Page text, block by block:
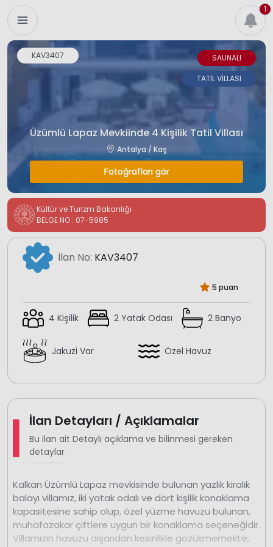
1
Üzümlü Lapaz Mevkiinde 4 Kişilik Tatil Villası
Antalya / Kaş
Fotoğrafları gör
KAV3407
SAUNALI
TATİL VİLLASI
Kültür ve Turizm Bakanlığı
BELGE NO : 07-5985
İlan No: KAV3407
5 puan
4 Kişilik 2 Yatak Odası 2 Banyo
Jakuzi Var Özel Havuz
İlan Detayları / Açıklamalar
Bu ilan ait Detaylı açıklama ve bilinmesi gereken
detaylar
Kalkan Üzümlü Lapaz mevkisinde bulunan yazlık kiralık
balayı villamız, iki yatak odalı ve dört kişilik konaklama
kapasitesine sahip olup, özel yüzme havuzu bulunan,
muhafazakar çiftlere uygun bir konaklama seçeneğidir.
Villamızın havuzu dışarıdan kesinlikle gözükmemekte,